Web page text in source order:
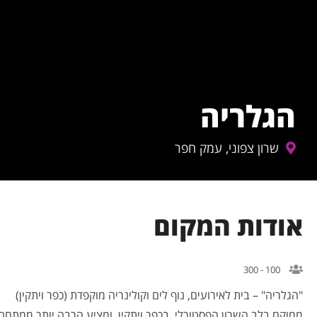
הגלריה
שרון צפוני, עמק חפר
אודות המקום
100 - 300
"הגלריה" – בית לאירועים, נוף לים וקולינריה מוקפדת (כפר ויתקין)